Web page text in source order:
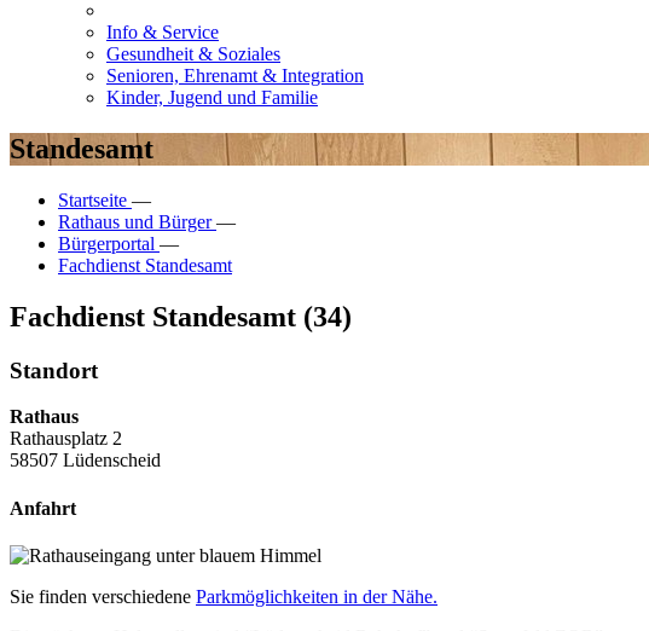
Info & Service
Gesundheit & Soziales
Senioren, Ehrenamt & Integration
Kinder, Jugend und Familie
Standesamt
Startseite —
Rathaus und Bürger—
Bürgerportal —
Fachdienst Standesamt
Fachdienst Standesamt (34)
Standort
Rathaus
Rathausplatz 2
58507 Lüdenscheid
Anfahrt
Sie finden verschiedene Parkmöglichkeiten in der Nähe.